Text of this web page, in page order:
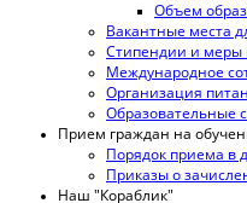
Объем
Вакантные места
Стипендии и меры
Международное
Организация
Образовательные
Прием граждан на
Порядок приема в
Приказы о
Наш "Кораблик"